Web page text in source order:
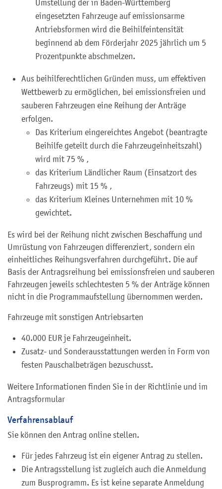
Umstellung der in Baden-Württemberg
eingesetzten Fahrzeuge auf emissionsarme
Antriebsformen wird die Beihilfeintensität
beginnend ab dem Förderjahr 2025 jährlich um 5
Prozentpunkte abschmelzen.
Aus beihilferechtlichen Gründen muss, um effektiven
Wettbewerb zu ermöglichen, bei emissionsfreien und
sauberen Fahrzeugen eine Reihung der Anträge
erfolgen.
Das Kriterium eingereichtes Angebot (beantragte
Beihilfe geteilt durch die Fahrzeugeinheitszahl)
wird mit 75 % ,
das Kriterium Ländlicher Raum (Einsatzort des
Fahrzeugs) mit 15 % ,
das Kriterium Kleines Unternehmen mit 10 %
gewichtet.
Es wird bei der Reihung nicht zwischen Beschaffung und
Umrüstung von Fahrzeugen differenziert, sondern ein
einheitliches Reihungsverfahren durchgeführt. Die auf
Basis der Antragsreihung bei emissionsfreien und sauberen
Fahrzeugen jeweils schlechtesten 5 % der Anträge können
nicht in die Programmaufstellung übernommen werden.
Fahrzeuge mit sonstigen Antriebsarten
40.000 EUR je Fahrzeugeinheit.
Zusatz- und Sonderausstattungen werden in Form von
festen Pauschalbeträgen bezuschusst.
Weitere Informationen finden Sie in der Richtlinie und im
Antragsformular
Verfahrensablauf
Sie können den Antrag online stellen.
Für jedes Fahrzeug ist ein eigener Antrag zu stellen.
Die Antragsstellung ist zugleich auch die Anmeldung
zum Busprogramm. Es ist keine separate Anmeldung